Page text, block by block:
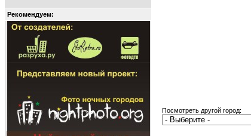
Рекомендуем:
Посмотреть другой город: